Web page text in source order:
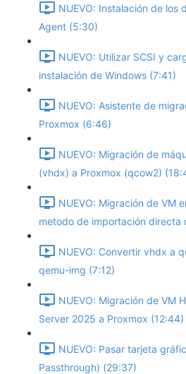
NUEVO: Instalación de los
Agent (5:30)
NUEVO: Utilizar SCSI y
instalación de Windows (7:41)
NUEVO: Asistente de
Proxmox (6:46)
NUEVO: Migración de
(vhdx) a Proxmox (qcow2)
NUEVO: Migración de VM
metodo de importación directa
NUEVO: Convertir vhdx a
qemu-img (7:12)
NUEVO: Migración de VM
Server 2025 a Proxmox (12:44)
NUEVO: Pasar tarjeta
Passthrough) (29:37)